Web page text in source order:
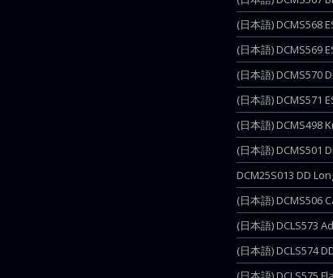
(日本語) DCMS568
(日本語) DCMS569
(日本語) DCMS570
(日本語) DCMS571
(日本語) DCMS498
(日本語) DCMS501
DCM25S013 DD
(日本語) DCMS506
(日本語) DCLS573
(日本語) DCLS574